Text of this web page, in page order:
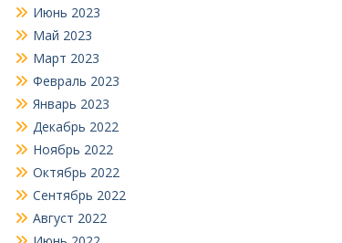
Июнь 2023
Май 2023
Март 2023
Февраль 2023
Январь 2023
Декабрь 2022
Ноябрь 2022
Октябрь 2022
Сентябрь 2022
Август 2022